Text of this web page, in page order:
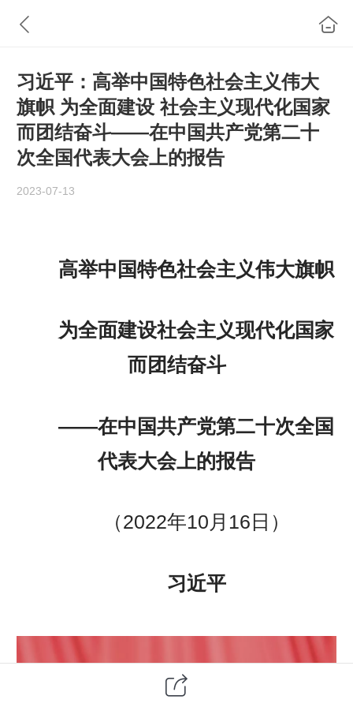
习近平：高举中国特色社会主义伟大
旗帜 为全面建设 社会主义现代化国家
而团结奋斗——在中国共产党第二十
次全国代表大会上的报告
2023-07-13
高举中国特色社会主义伟大旗帜
为全面建设社会主义现代化国家
而团结奋斗
——在中国共产党第二十次全国
代表大会上的报告
（2022年10月16日）
习近平